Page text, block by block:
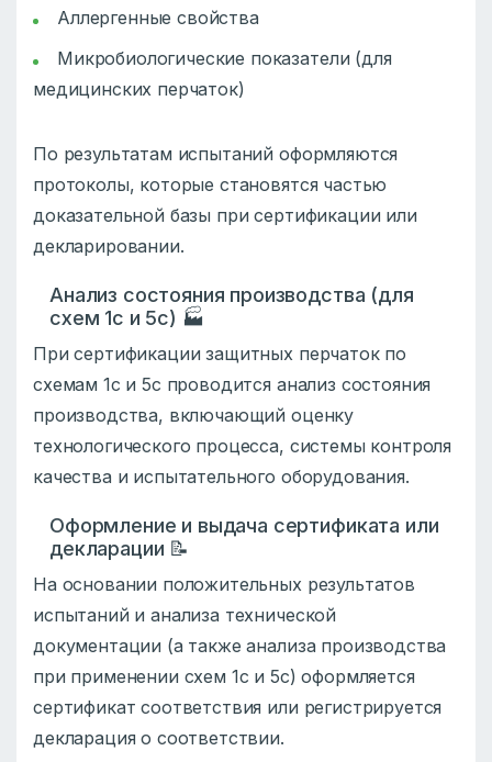
Аллергенные свойства
Микробиологические показатели (для
медицинских перчаток)
По результатам испытаний оформляются
протоколы, которые становятся частью
доказательной базы при сертификации или
декларировании.
Анализ состояния производства (для
схем 1с и 5с) 🏭
При сертификации защитных перчаток по
схемам 1с и 5с проводится анализ состояния
производства, включающий оценку
технологического процесса, системы контроля
качества и испытательного оборудования.
Оформление и выдача сертификата или
декларации 📝
На основании положительных результатов
испытаний и анализа технической
документации (а также анализа производства
при применении схем 1с и 5с) оформляется
сертификат соответствия или регистрируется
декларация о соответствии.